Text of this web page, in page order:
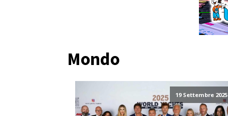
Mondo
19 Settembre 2025